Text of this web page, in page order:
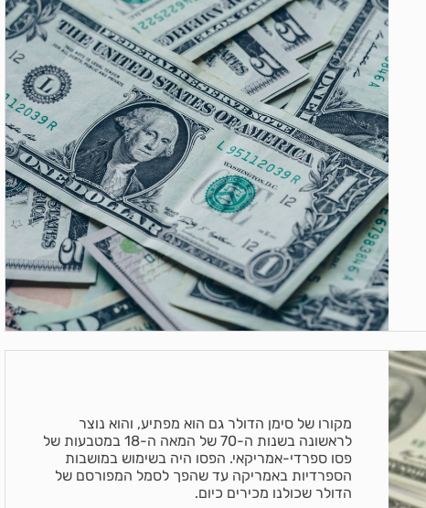
מקורו של סימן הדולר גם הוא מפתיע, והוא נוצר
לראשונה בשנות ה-70 של המאה ה-18 במטבעות של
פסו ספרדי-אמריקאי. הפסו היה בשימוש במושבות
הספרדיות באמריקה עד שהפך לסמל המפורסם של
הדולר שכולנו מכירים כיום.